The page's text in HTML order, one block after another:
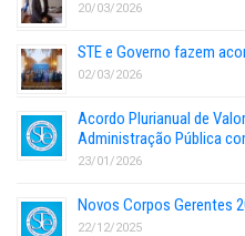
20/03/2026
STE e Governo fazem
02/03/2026
Acordo Plurianual de
Administração Pública
23/01/2026
Novos Corpos Gerentes
22/12/2025